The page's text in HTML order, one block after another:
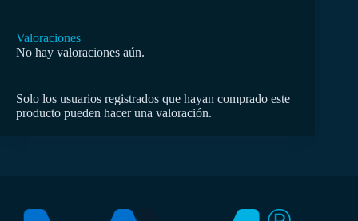
Valoraciones
No hay valoraciones aún.
Solo los usuarios registrados que hayan comprado este
producto pueden hacer una valoración.